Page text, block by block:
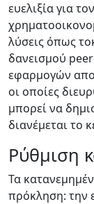
ευελιξία για
λύσεις όπως
δανεισμού
εφαρμογών
οι οποίες
μπορεί να
διανέμεται το
Ρύθμιση
Τα
πρόκληση: την